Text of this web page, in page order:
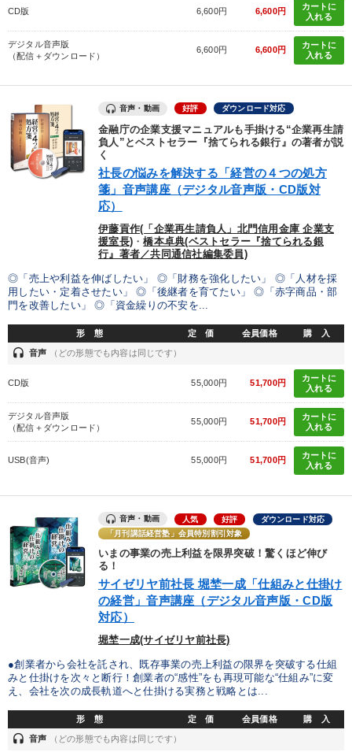
CD版 6,600円 6,600円
カートに
入れる
デジタル音声版
（配信＋ダウンロード）
6,600円 6,600円
カートに
入れる
音声・動画 好評 ダウンロード対応
金融庁の企業支援マニュアルも手掛ける“企業再生請
負人”とベストセラー『捨てられる銀行』の著者が説
く
社長の悩みを解決する「経営の４つの処方
箋」音声講座（デジタル音声版・CD版対
応）
伊藤貢作(「企業再生請負人」北門信用金庫 企業支
援室長) ・橋本卓典(ベストセラー『捨てられる銀
行』著者／共同通信社編集委員)
◎「売上や利益を伸ばしたい」 ◎「財務を強化したい」 ◎「人材を採
用したい・定着させたい」 ◎「後継者を育てたい」 ◎「赤字商品・部
門を改善したい」 ◎「資金繰りの不安を...
形 態 定 価 会員価格 購 入
headset 音声 （どの形態でも内容は同じです）
CD版 55,000円 51,700円
カートに
入れる
デジタル音声版
（配信＋ダウンロード）
55,000円 51,700円
カートに
入れる
USB(音声) 55,000円 51,700円
カートに
入れる
音声・動画 人気 好評
ダウンロード対応
「月刊講話経営塾」会員特別割引対象
いまの事業の売上利益を限界突破！驚くほど伸び
る！
サイゼリヤ前社長 堀埜一成「仕組みと仕掛け
の経営」音声講座（デジタル音声版・CD版
対応）
堀埜一成(サイゼリヤ前社長)
●創業者から会社を託され、既存事業の売上利益の限界を突破する仕組
みと仕掛けを次々と断行！創業者の“感性”をも再現可能な“仕組み”に変
え、会社を次の成長軌道へと仕掛ける実務と戦略とは...
形 態 定 価 会員価格 購 入
headset 音声 （どの形態でも内容は同じです）